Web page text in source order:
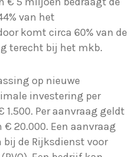
van het
komt circa 60% van de
terecht bij het mkb.
op nieuwe
investering per
Per aanvraag geldt
20.000. Een aanvraag
bij de Rijksdienst voor